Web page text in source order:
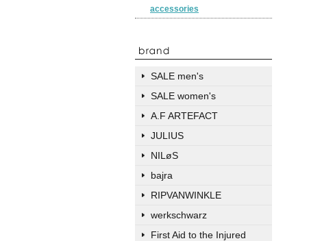
accessories
SALE men's
SALE women's
A.F ARTEFACT
JULIUS
NILøS
bajra
RIPVANWINKLE
werkschwarz
First Aid to the Injured